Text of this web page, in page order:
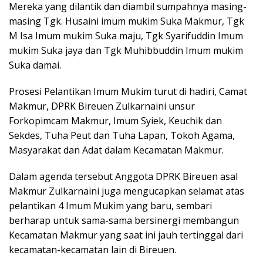
Mereka yang dilantik dan diambil sumpahnya masing-
masing Tgk. Husaini imum mukim Suka Makmur, Tgk
M Isa Imum mukim Suka maju, Tgk Syarifuddin Imum
mukim Suka jaya dan Tgk Muhibbuddin Imum mukim
Suka damai.
Prosesi Pelantikan Imum Mukim turut di hadiri, Camat
Makmur, DPRK Bireuen Zulkarnaini unsur
Forkopimcam Makmur, Imum Syiek, Keuchik dan
Sekdes, Tuha Peut dan Tuha Lapan, Tokoh Agama,
Masyarakat dan Adat dalam Kecamatan Makmur.
Dalam agenda tersebut Anggota DPRK Bireuen asal
Makmur Zulkarnaini juga mengucapkan selamat atas
pelantikan 4 Imum Mukim yang baru, sembari
berharap untuk sama-sama bersinergi membangun
Kecamatan Makmur yang saat ini jauh tertinggal dari
kecamatan-kecamatan lain di Bireuen.